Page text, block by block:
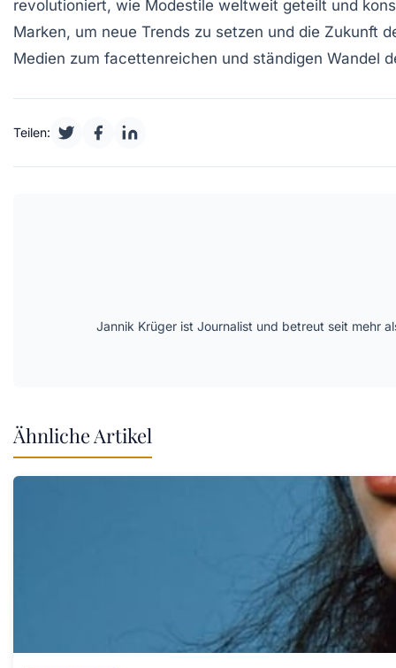
revolutioniert, wie Modestile weltweit geteilt und
Marken, um neue Trends zu setzen und die Zukunft
Medien zum facettenreichen und ständigen Wandel
Teilen:
Jannik Krüger ist Journalist und betreut seit mehr
Ähnliche Artikel